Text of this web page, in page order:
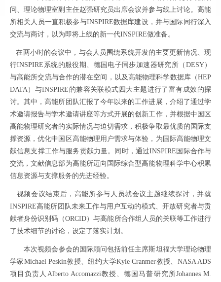
问、理论物理室副主任赵强研究员出席会议并参与线上讨论。高能
所相关人员一直积极参与INSPIRE数据库建设，并与国际同行深入
交流与商讨，以为即将上线的新一代INSPIRE做准备。
在两小时的会议中，与会人员围绕系统开发的主要更新情况、现
行INSPIRE 系统的服役期、德国电子同步加速器研究所（ DESY）
与高能所交流与合作的潜在空间，以及高能物理科学数据库（HEP
DATA）与INSPIRE 的兼容关联模式四大主题进行了富有成效的探
讨。其中，高能所团队汇报了今年以来的工作进展，介绍了通过学
术邀请报告与学术邀请讲座等方式开展的创新工作，并根据中国区
高能物理研究者的实际情况与迫切需求，积极争取最优质的国际支
撑资源，优化中国区高能物理用户需求与体验，为国际高能物理文
献信息支撑工作与服务贡献力量。同时，通过INSPIRE 国际合作与
交流，文献信息部为高能所迈向国际综合型高能物理科学中心积累
信息资源与支撑服务的先进经验。
视频会议结束后，高能所参与人员就会议主题继续探讨，并就
INSPIRE高能所团队未来工作与用户互动的模式、开放研究者与贡
献者身份识别码（ORCID）与高能所合作组人员的关联等工作进行
了技术细节的讨论，设定了落实计划。
本次视频会参会的国际顾问包括前任主席斯坦福大学理论物理
学家Michael Peskin教授、纽约大学Kyle Cranmer教授、 NASA ADS
项目负责人 Alberto Accomazzi教授、德国马普研究所Johannes M.